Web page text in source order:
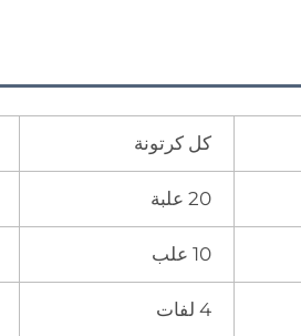
كل كرتونة
20 علبة
10 علب
4 لفات